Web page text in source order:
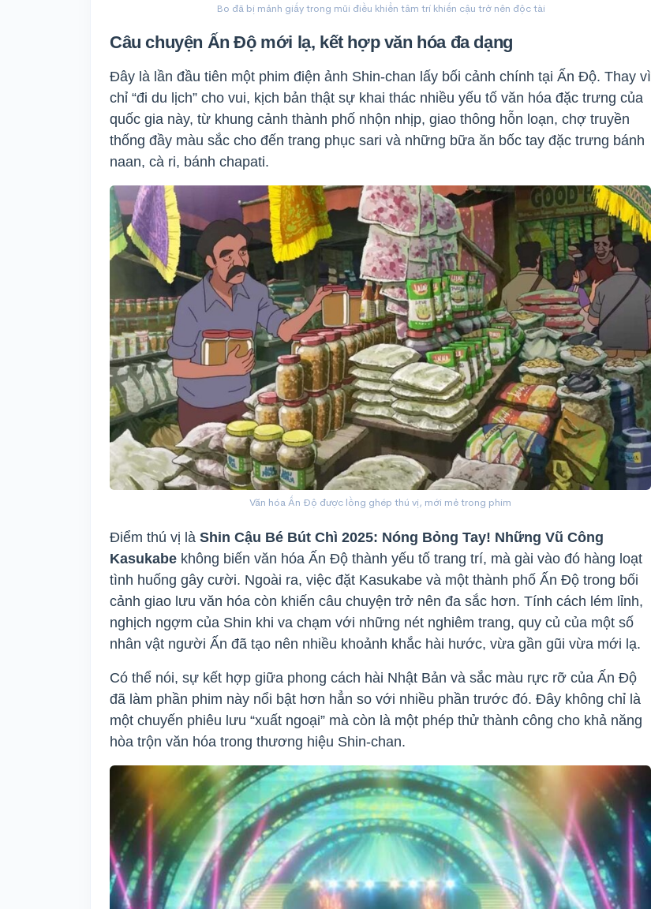
Bo đã bị mảnh giấy trong mũi điều khiển tâm trí khiến cậu trở nên độc tài
Câu chuyện Ấn Độ mới lạ, kết hợp văn hóa đa dạng
Đây là lần đầu tiên một phim điện ảnh Shin-chan lấy bối cảnh chính tại Ấn Độ. Thay vì
chỉ “đi du lịch” cho vui, kịch bản thật sự khai thác nhiều yếu tố văn hóa đặc trưng của
quốc gia này, từ khung cảnh thành phố nhộn nhịp, giao thông hỗn loạn, chợ truyền
thống đầy màu sắc cho đến trang phục sari và những bữa ăn bốc tay đặc trưng bánh
naan, cà ri, bánh chapati.
Văn hóa Ấn Độ được lồng ghép thú vị, mới mẻ trong phim
Điểm thú vị là Shin Cậu Bé Bút Chì 2025: Nóng Bỏng Tay! Những Vũ Công
Kasukabe không biến văn hóa Ấn Độ thành yếu tố trang trí, mà gài vào đó hàng loạt
tình huống gây cười. Ngoài ra, việc đặt Kasukabe và một thành phố Ấn Độ trong bối
cảnh giao lưu văn hóa còn khiến câu chuyện trở nên đa sắc hơn. Tính cách lém lỉnh,
nghịch ngợm của Shin khi va chạm với những nét nghiêm trang, quy củ của một số
nhân vật người Ấn đã tạo nên nhiều khoảnh khắc hài hước, vừa gần gũi vừa mới lạ.
Có thể nói, sự kết hợp giữa phong cách hài Nhật Bản và sắc màu rực rỡ của Ấn Độ
đã làm phần phim này nổi bật hơn hẳn so với nhiều phần trước đó. Đây không chỉ là
một chuyến phiêu lưu “xuất ngoại” mà còn là một phép thử thành công cho khả năng
hòa trộn văn hóa trong thương hiệu Shin-chan.